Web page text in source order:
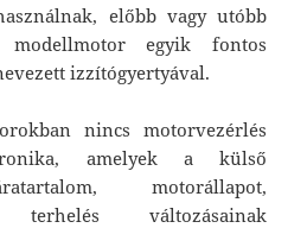
előbb vagy utóbb
modellmotor egyik fontos
izzítógyertyával.
nincs motorvezérlés
amelyek a külső
motorállapot,
terhelés változásainak